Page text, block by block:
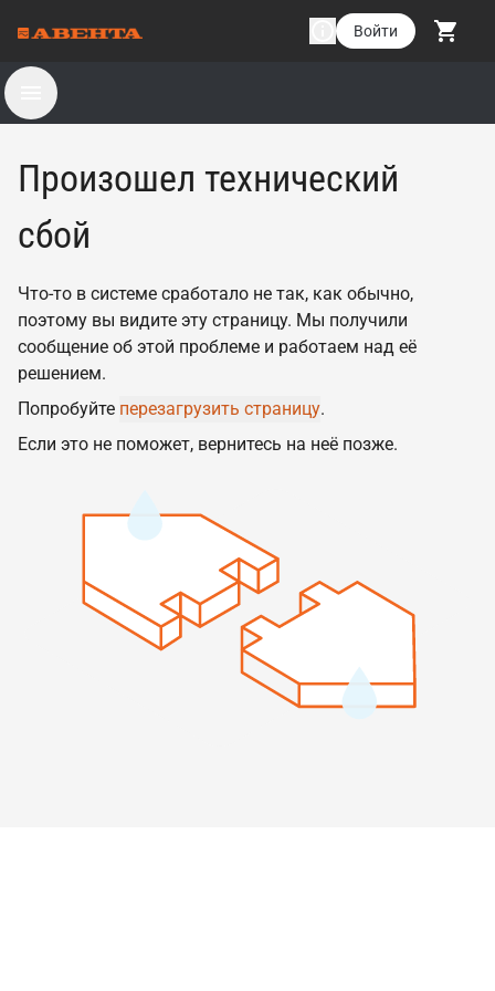
Войти
Произошел технический
сбой
Что-то в системе сработало не так, как обычно,
поэтому вы видите эту страницу. Мы получили
сообщение об этой проблеме и работаем над её
решением.
Попробуйте перезагрузить страницу.
Если это не поможет, вернитесь на неё позже.